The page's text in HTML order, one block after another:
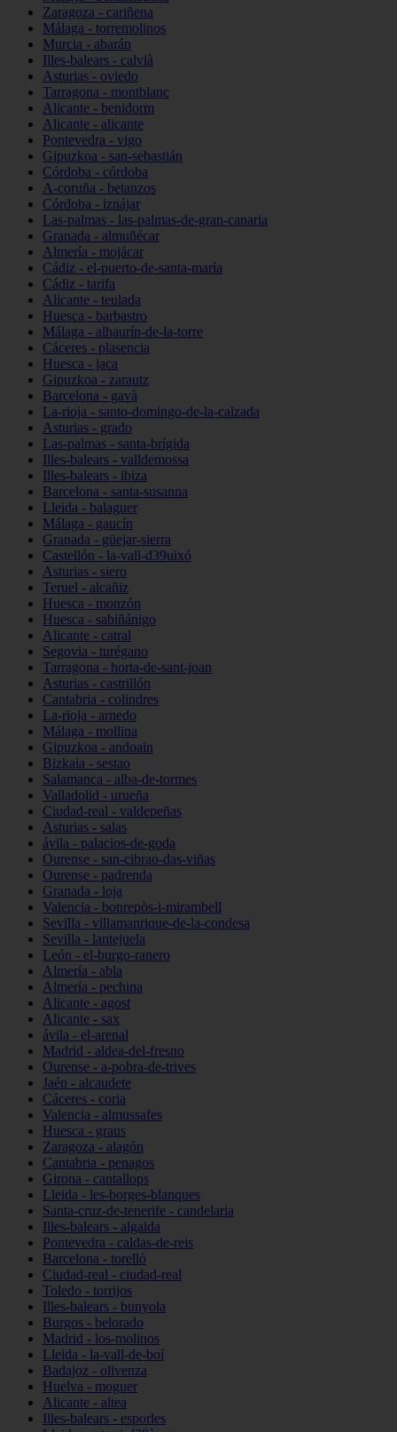
Zaragoza - cariñena
Málaga - torremolinos
Murcia - abarán
Illes-balears - calvià
Asturias - oviedo
Tarragona - montblanc
Alicante - benidorm
Alicante - alicante
Pontevedra - vigo
Gipuzkoa - san-sebastián
Córdoba - córdoba
A-coruña - betanzos
Córdoba - iznájar
Las-palmas - las-palmas-de-gran-canaria
Granada - almuñécar
Almería - mojácar
Cádiz - el-puerto-de-santa-maría
Cádiz - tarifa
Alicante - teulada
Huesca - barbastro
Málaga - alhaurín-de-la-torre
Cáceres - plasencia
Huesca - jaca
Gipuzkoa - zarautz
Barcelona - gavà
La-rioja - santo-domingo-de-la-calzada
Asturias - grado
Las-palmas - santa-brígida
Illes-balears - valldemossa
Illes-balears - ibiza
Barcelona - santa-susanna
Lleida - balaguer
Málaga - gaucín
Granada - güejar-sierra
Castellón - la-vall-d39uixó
Asturias - siero
Teruel - alcañiz
Huesca - monzón
Huesca - sabiñánigo
Alicante - catral
Segovia - turégano
Tarragona - horta-de-sant-joan
Asturias - castrillón
Cantabria - colindres
La-rioja - arnedo
Málaga - mollina
Gipuzkoa - andoain
Bizkaia - sestao
Salamanca - alba-de-tormes
Valladolid - urueña
Ciudad-real - valdepeñas
Asturias - salas
ávila - palacios-de-goda
Ourense - san-cibrao-das-viñas
Ourense - padrenda
Granada - loja
Valencia - bonrepòs-i-mirambell
Sevilla - villamanrique-de-la-condesa
Sevilla - lantejuela
León - el-burgo-ranero
Almería - abla
Almería - pechina
Alicante - agost
Alicante - sax
ávila - el-arenal
Madrid - aldea-del-fresno
Ourense - a-pobra-de-trives
Jaén - alcaudete
Cáceres - coria
Valencia - almussafes
Huesca - graus
Zaragoza - alagón
Cantabria - penagos
Girona - cantallops
Lleida - les-borges-blanques
Santa-cruz-de-tenerife - candelaria
Illes-balears - algaida
Pontevedra - caldas-de-reis
Barcelona - torelló
Ciudad-real - ciudad-real
Toledo - torrijos
Illes-balears - bunyola
Burgos - belorado
Madrid - los-molinos
Lleida - la-vall-de-boí
Badajoz - olivenza
Huelva - moguer
Alicante - altea
Illes-balears - esporles